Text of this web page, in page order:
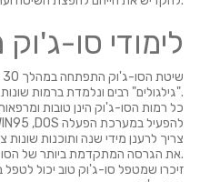
לימודי סו-ג'וק
"גילגולים" רבים ונלמדת ברמות שונות.
כל רמות הסו-ג'וק הינן טובות
להפעיל במערכת הפעלה DOS
,
צריך לרענן מידי שנה ותוכנות
את הגרסה המתקדמת ביותר של הסו-ג'וק שאפשר לקבל.
זיכרו שמטפל סו-ג'וק טוב יכול